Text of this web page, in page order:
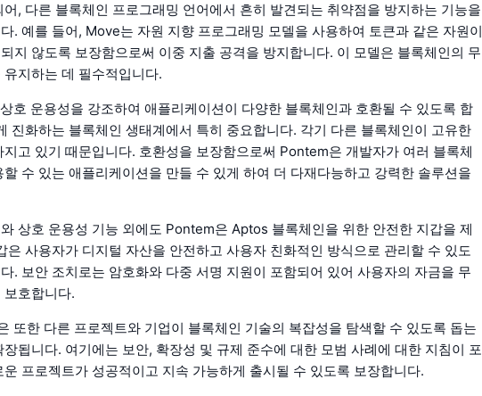
어, 다른 블록체인 프로그래밍 언어에서 흔히 발견되는 취약점을 방지하는 기능을
. 예를 들어, Move는 자원 지향 프로그래밍 모델을 사용하여 토큰과 같은 자원이
지 않도록 보장함으로써 이중 지출 공격을 방지합니다. 이 모델은 블록체인의 무
지하는 데 필수적입니다.
호 운용성을 강조하여 애플리케이션이 다양한 블록체인과 호환될 수 있도록 합
진화하는 블록체인 생태계에서 특히 중요합니다. 각기 다른 블록체인이 고유한
지고 있기 때문입니다. 호환성을 보장함으로써 Pontem은 개발자가 여러 블록체
수 있는 애플리케이션을 만들 수 있게 하여 더 다재다능하고 강력한 솔루션을
상호 운용성 기능 외에도 Pontem은 Aptos 블록체인을 위한 안전한 지갑을 제
은 사용자가 디지털 자산을 안전하고 사용자 친화적인 방식으로 관리할 수 있도
. 보안 조치로는 암호화와 다중 서명 지원이 포함되어 있어 사용자의 자금을 무
보호합니다.
또한 다른 프로젝트와 기업이 블록체인 기술의 복잡성을 탐색할 수 있도록 돕는
됩니다. 여기에는 보안, 확장성 및 규제 준수에 대한 모범 사례에 대한 지침이 포
프로젝트가 성공적이고 지속 가능하게 출시될 수 있도록 보장합니다.